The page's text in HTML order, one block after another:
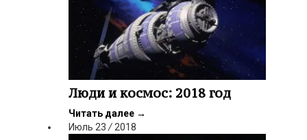
Люди и космос: 2018 год
Читать далее →
Июль 23 / 2018